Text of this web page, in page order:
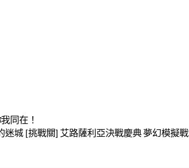
同在！
城 [挑戰關] 艾路薩利亞決戰慶典 夢幻模擬戰